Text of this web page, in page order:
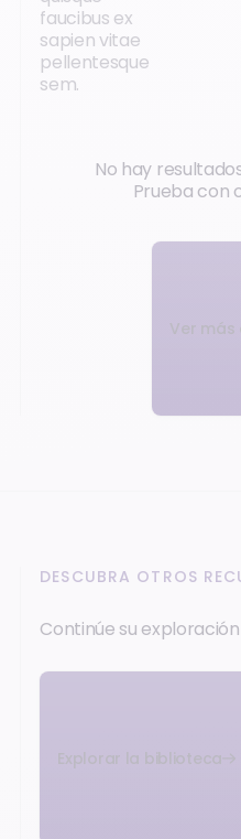
faucibus ex
sapien vitae
pellentesque
sem.
No hay
Prueba con
Ver
DESCUBRA OTROS
Continúe su exploración
Explorar la biblioteca